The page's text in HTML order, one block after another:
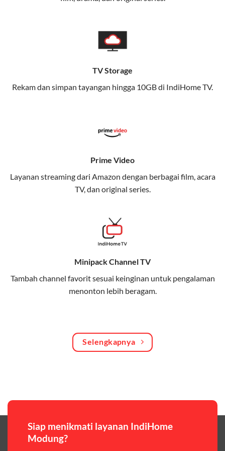
memungkinkan Anda menikmati internet cepat baik
Dengan Telkomsel One, Anda tidak terikat pada satu
teknologi jaringan tertentu, sehingga bisa menikmati
fleksibilitas dan kenyamanan maksimal.
Keunggulan Telkomsel One
streaming, gaming, dan bekerja dari rumah.
Memudahkan Anda dalam mengelola jaringan dan
meningkatkan keamanan.
Bagikan kuota internet hingga 30 GB dengan anggota
keluarga atau teman secara praktis.
One Bill System
Tagihan internet rumah dan kuota keluarga digabung
dalam satu pembayaran.
Hemat biaya dengan paket internet berkualitas tinggi
premium,berikut ulasan singkatnya:
Paket Easy
TV Storage
Rekam dan simpan tayangan hingga 10GB di IndiHome TV.
Prime Video
Layanan streaming dari Amazon dengan berbagai film, acara
TV, dan original series.
Minipack Channel TV
Tambah channel favorit sesuai keinginan untuk pengalaman
menonton lebih beragam.
Selengkapnya
Siap menikmati layanan IndiHome
Modung?